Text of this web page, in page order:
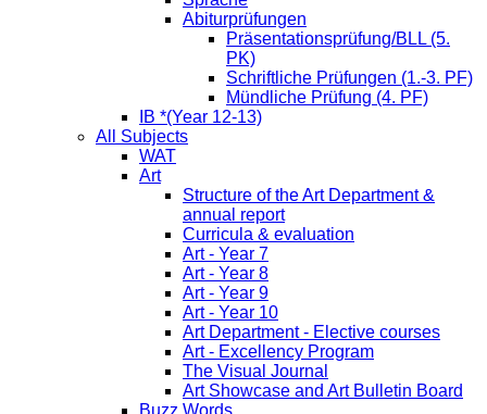
Abiturprüfungen
Präsentationsprüfung/BLL (5.
PK)
Schriftliche Prüfungen (1.-3. PF)
Mündliche Prüfung (4. PF)
IB *(Year 12-13)
All Subjects
WAT
Art
Structure of the Art Department &
annual report
Curricula & evaluation
Art - Year 7
Art - Year 8
Art - Year 9
Art - Year 10
Art Department - Elective courses
Art - Excellency Program
The Visual Journal
Art Showcase and Art Bulletin Board
Buzz Words